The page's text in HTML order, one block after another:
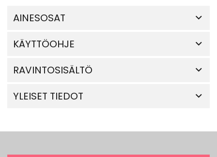
AINESOSAT
KÄYTTÖOHJE
RAVINTOSISÄLTÖ
YLEISET TIEDOT